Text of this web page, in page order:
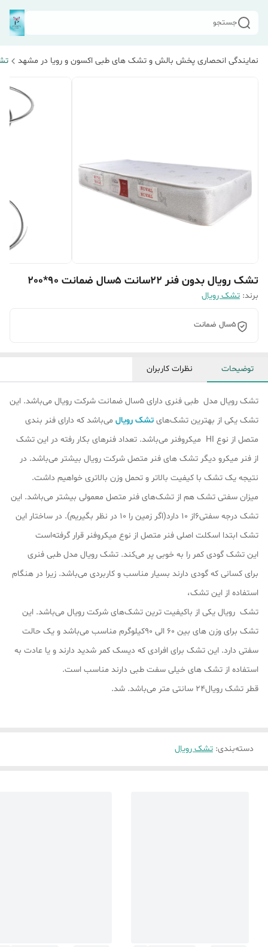
جستجو
نمایندگی انحصاری پخش بالش و تشک های طبی اکسون و رویا در مشهد
تشک رویال بدون فنر 22سانت 5سال ضمانت 90*200
برند: تشک رویال
5سال ضمانت
توضیحات نظرات کاربران
تشک رویال مدل طبی فنری دارای 5سال ضمانت شرکت رویال می‌باشد. این
تشک یکی از بهترین تشک‌های تشک رویال می‌باشد که دارای فنر بندی
متصل از نوع HI میکروفنر می‌باشد. تعداد فنرهای بکار رفته در این تشک
از فنر میکرو دیگر تشک ‌های فنر متصل شرکت رویال بیشتر می‌باشد. در
نتیجه یک تشک با کیفیت بالاتر و تحمل وزن بالاتری خواهیم داشت.
میزان سفتی تشک هم از تشک‎‌های فنر متصل معمولی بیشتر می‌باشد. این
تشک درجه سفتی6از 10 دارد(اگر زمین را 10 در نظر بگیریم). در ساختار این
تشک ابتدا اسکلت اصلی فنر متصل از نوع میکروفنر قرار گرفته‌است
این تشک گودی کمر را به خوبی پر می‌کند. تشک رویال مدل طبی فنری
برای کسانی که گودی دارند بسیار مناسب و کاربردی می‌باشد. زیرا در هنگام
استفاده از این تشک،
تشک رویال یکی از باکیفیت ترین تشک‌های شرکت رویال می‌باشد. این
تشک برای وزن های بین 60 الی 90کیلوگرم مناسب می‌باشد و یک حالت
سفتی دارد. این تشک برای افرادی که دیسک کمر شدید دارند و یا عادت به
استفاده از تشک های خیلی سفت طبی دارند مناسب است.
قطر تشک رویال24 سانتی متر می‌باشد. شد.
دسته‌بندی: تشک رویال